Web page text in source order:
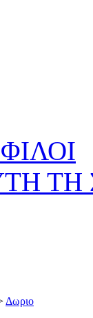
ΦΙΛΟΙ
ΤΗ
Δωριο